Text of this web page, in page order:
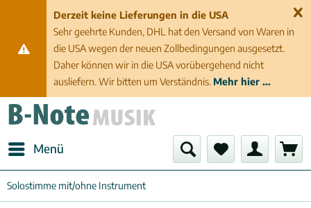
Derzeit keine Lieferungen in die USA
Sehr geehrte Kunden, DHL hat den Versand von Waren in
die USA wegen der neuen Zollbedingungen ausgesetzt.
Daher können wir in die USA vorübergehend nicht
ausliefern. Wir bitten um Verständnis. Mehr hier ...
Menü
Solostimme mit/ohne Instrument